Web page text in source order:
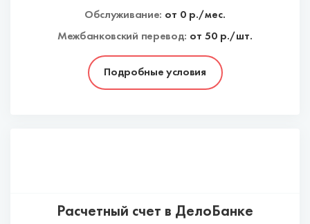
Подробные условия
Обслуживание: от 0р./мес.
Межбанковский перевод: от 50 р./шт.
Расчетный счет в ДелоБанке